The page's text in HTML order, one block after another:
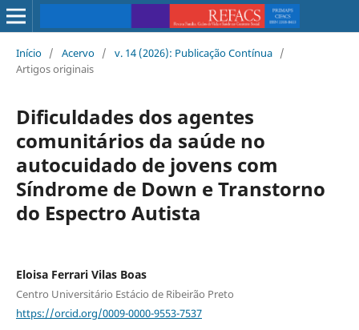
Início / Acervo / v. 14 (2026): Publicação Contínua /
Artigos originais
Dificuldades dos agentes
comunitários da saúde no
autocuidado de jovens com
Síndrome de Down e Transtorno
do Espectro Autista
Eloisa Ferrari Vilas Boas
Centro Universitário Estácio de Ribeirão Preto
https://orcid.org/0009-0000-9553-7537